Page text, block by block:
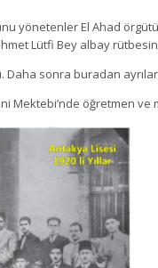
yönetenler El Ahad
Lütfi Bey albay
Daha sonra buradan
Mektebi’nde öğretmen